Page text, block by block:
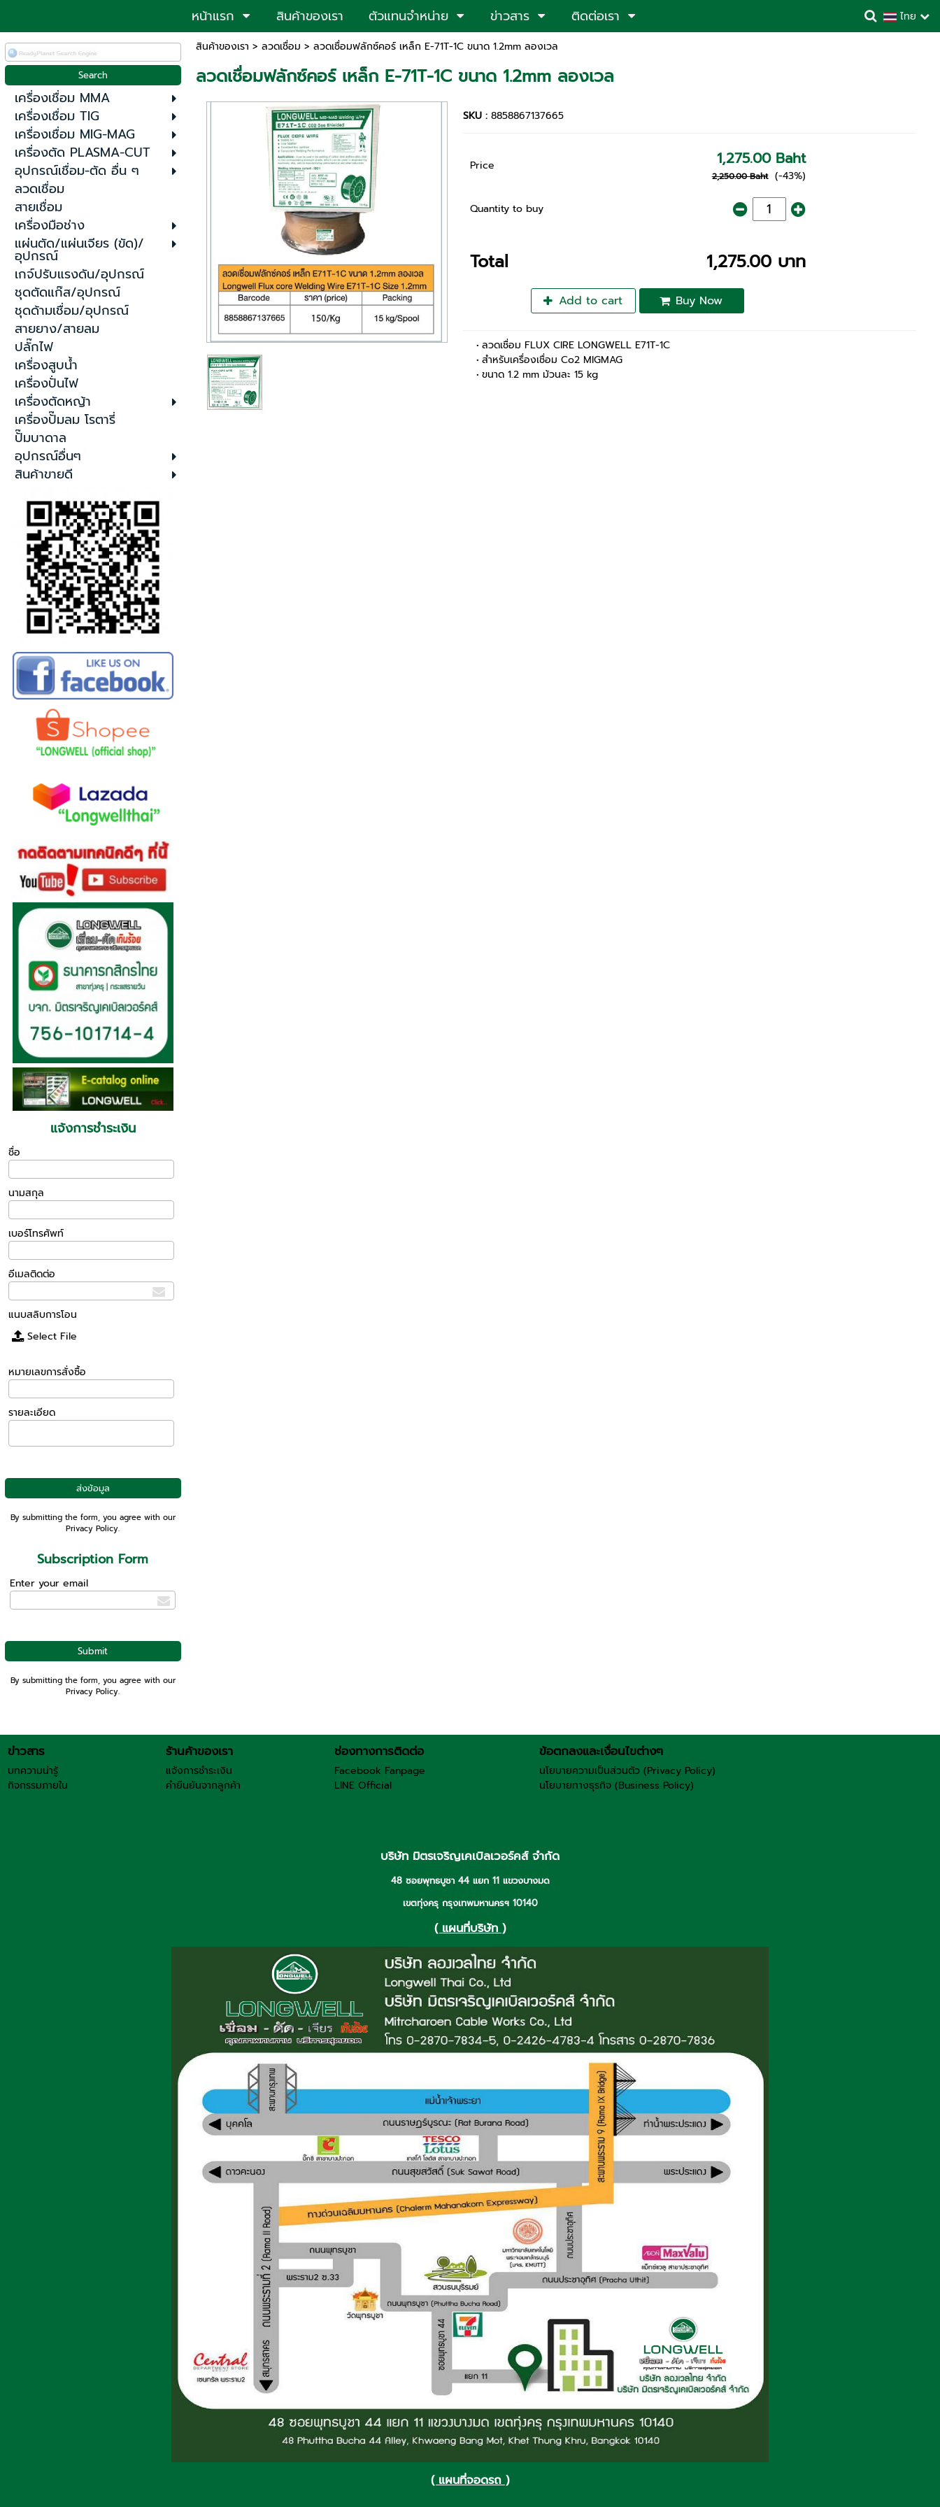
หน้าแรก สินค้าของเรา ตัวแทนจำหน่าย ข่าวสาร ติดต่อเรา ไทย
เครื่องเชื่อม MMA
เครื่องเชื่อม TIG
เครื่องเชื่อม MIG-MAG
เครื่องตัด PLASMA-CUT
อุปกรณ์เชื่อม-ตัด อื่น ๆ
ลวดเชื่อม
สายเชื่อม
เครื่องมือช่าง
แผ่นตัด/แผ่นเจียร (ขัด)/
อุปกรณ์
เกจ์ปรับแรงดัน/อุปกรณ์
ชุดตัดแก๊ส/อุปกรณ์
ชุดด้ามเชื่อม/อุปกรณ์
สายยาง/สายลม
ปลั๊กไฟ
เครื่องสูบน้ำ
เครื่องปั่นไฟ
เครื่องตัดหญ้า
เครื่องปั๊มลม โรตารี่
ปั๊มบาดาล
อุปกรณ์อื่นๆ
สินค้าขายดี
แจ้งการชำระเงิน
ชื่อ
นามสกุล
เบอร์โทรศัพท์
อีเมลติดต่อ
แนบสลิบการโอน
Select File
หมายเลขการสั่งซื้อ
รายละเอียด
By submitting the form, you agree with our
Privacy Policy.
Subscription Form
Enter your email
By submitting the form, you agree with our
Privacy Policy.
สินค้าของเรา > ลวดเชื่อม > ลวดเชื่อมฟลักซ์คอร์ เหล็ก E-71T-1C ขนาด 1.2mm ลองเวล
ลวดเชื่อมฟลักซ์คอร์ เหล็ก E-71T-1C ขนาด 1.2mm ลองเวล
SKU : 8858867137665
Price 1,275.00 Baht
2,250.00 Baht (-43%)
Quantity to buy
Total 1,275.00 บาท
Add to cart Buy Now
ลวดเชื่อม FLUX CIRE LONGWELL E71T-1C
สำหรับเครื่องเชื่อม Co2 MIGMAG
ขนาด 1.2 mm ม้วนละ 15 kg
ข่าวสาร
บทความน่ารู้
กิจกรรมภายใน
ร้านค้าของเรา
แจ้งการชำระเงิน
คำยืนยันจากลูกค้า
ช่องทางการติดต่อ
Facebook Fanpage
LINE Official
ข้อตกลงและเงื่อนไขต่างๆ
นโยบายความเป็นส่วนตัว (Privacy Policy)
นโยบายทางธุรกิจ (Business Policy)
บริษัท มิตรเจริญเคเบิลเวอร์คส์ จำกัด
48 ซอยพุทธบูชา 44 แยก 11 แขวงบางมด
เขตทุ่งครุ กรุงเทพมหานครฯ 10140
( แผนที่บริษัท )
( แผนที่จอดรถ )